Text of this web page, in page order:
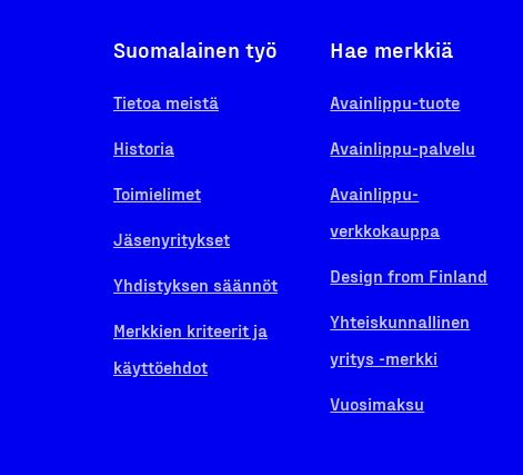
Suomalainen työ
Tietoa meistä
Historia
Toimielimet
Jäsenyritykset
Yhdistyksen säännöt
Merkkien kriteerit ja
käyttöehdot
Hae merkkiä
Avainlippu-tuote
Avainlippu-palvelu
Avainlippu-
verkkokauppa
Design from Finland
Yhteiskunnallinen
yritys -merkki
Vuosimaksu